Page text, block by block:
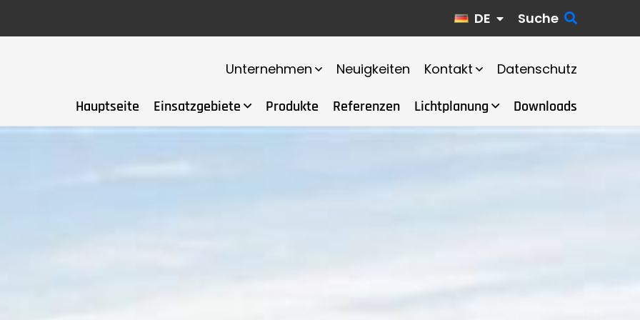
DE Suche
Unternehmen Neuigkeiten Kontakt Datenschutz
Hauptseite Einsatzgebiete Produkte Referenzen Lichtplanung Downloads